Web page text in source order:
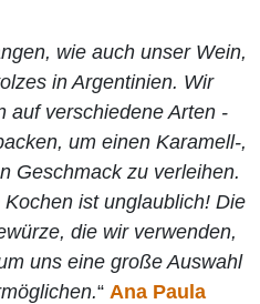
wie auch unser Wein,
in Argentinien. Wir
auf verschiedene Arten -
um einen Karamell-,
Geschmack zu verleihen.
ist unglaublich! Die
die wir verwenden,
uns eine große Auswahl
“ Ana Paula